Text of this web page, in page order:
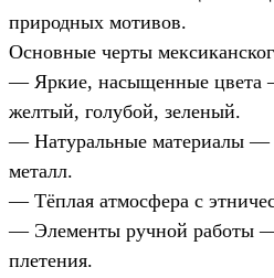
природных мотивов.
Основные черты
— Яркие, насыщенные цвета
желтый, голубой, зеленый.
— Натуральные материалы —
металл.
— Тёплая атмосфера с
— Элементы ручной работы
плетения.